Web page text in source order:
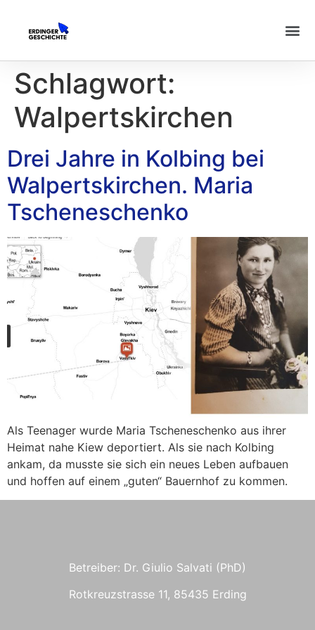
Schlagwort:
Walpertskirchen
Drei Jahre in Kolbing bei
Walpertskirchen. Maria
Tscheneschenko
Als Teenager wurde Maria Tscheneschenko aus ihrer
Heimat nahe Kiew deportiert. Als sie nach Kolbing
ankam, da musste sie sich ein neues Leben aufbauen
und hoffen auf einem „guten“ Bauernhof zu kommen.
Betreiber: Dr. Giulio Salvati (PhD)
Rotkreuzstrasse 11, 85435 Erding